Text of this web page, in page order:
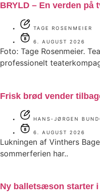
BRYLD – En verden på
TAGE ROSENMEIER
6. AUGUST 2026
Foto: Tage Rosenmeier.
professionelt
Frisk brød vender
HANS-JØRGEN
6. AUGUST 2026
Lukningen af Vinthers
sommerferien har..
Ny balletsæson starter